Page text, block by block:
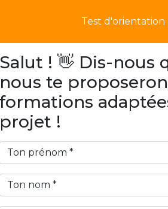
Test d'orientation
Salut ! 👋 Dis-nous
nous te
formations
projet !